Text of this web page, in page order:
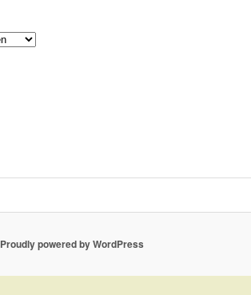
Proudly powered by WordPress